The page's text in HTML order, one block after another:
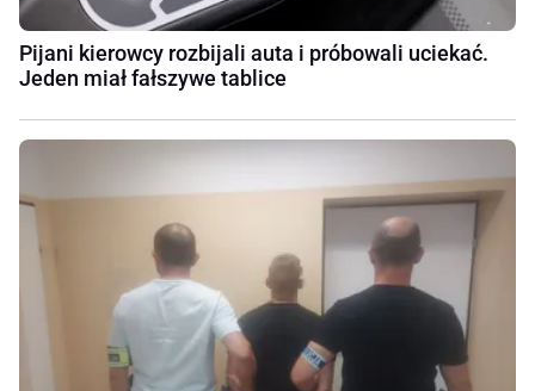
Pijani kierowcy rozbijali auta i próbowali uciekać.
Jeden miał fałszywe tablice